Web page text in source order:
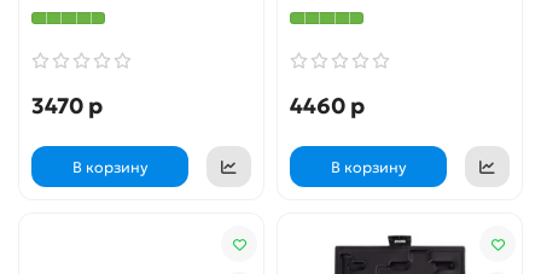
3470 р
В корзину
4460 р
В корзину